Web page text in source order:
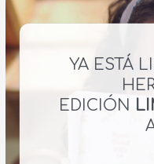
YA ESTÁ
EDICIÓN